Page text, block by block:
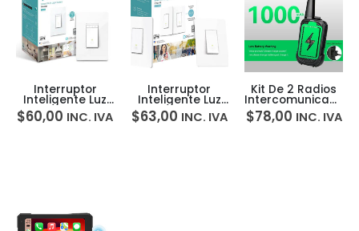
Interruptor
Inteligente Luz
Smart Wifi Light
Switch Tp-link
$60,00 INC. IVA
Interruptor
Inteligente Luz
x2 3 Way Smart
Switch Wifi Tp-
$63,00 INC. IVA
Kit De 2 Radios
Con Cargador
Usb Gris Rad-
$78,00 INC. IVA